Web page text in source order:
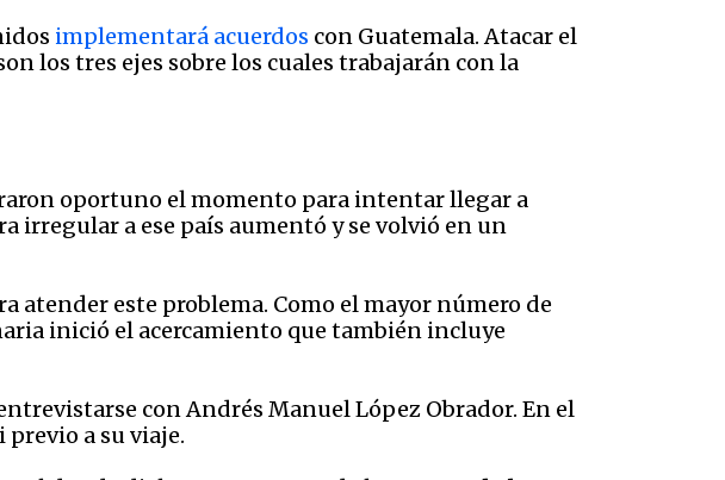
implementará acuerdos con Guatemala. Atacar el
los tres ejes sobre los cuales trabajarán con la
oportuno el momento para intentar llegar a
irregular a ese país aumentó y se volvió en un
atender este problema. Como el mayor número de
inició el acercamiento que también incluye
con Andrés Manuel López Obrador. En el
a su viaje.